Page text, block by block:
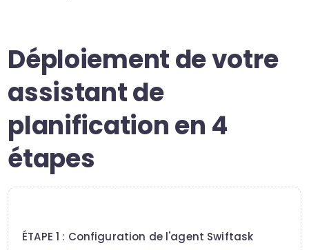
Déploiement de votre
assistant de
planification en 4
étapes
ÉTAPE 1 : Configuration de l'agent Swiftask